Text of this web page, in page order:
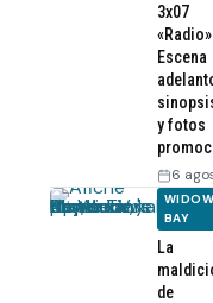
3x07
Escena
y fotos
6
BAY
La
de